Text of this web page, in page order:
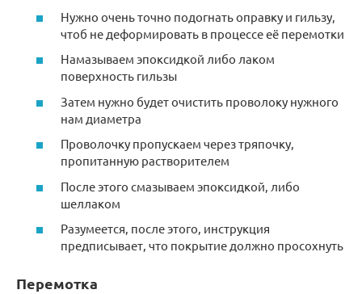
Нужно очень точно подогнать оправку и гильзу,
чтоб не деформировать в процессе её перемотки
Намазываем эпоксидкой либо лаком
поверхность гильзы
Затем нужно будет очистить проволоку нужного
нам диаметра
Проволочку пропускаем через тряпочку,
пропитанную растворителем
После этого смазываем эпоксидкой, либо
шеллаком
Разумеется, после этого, инструкция
предписывает, что покрытие должно просохнуть
Перемотка